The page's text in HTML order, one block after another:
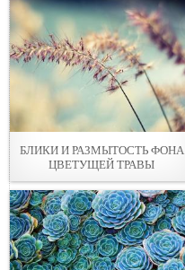
БЛИКИ И РАЗМЫТOСТЬ ФОНА
ЦВЕТУЩЕЙ ТРАВЫ